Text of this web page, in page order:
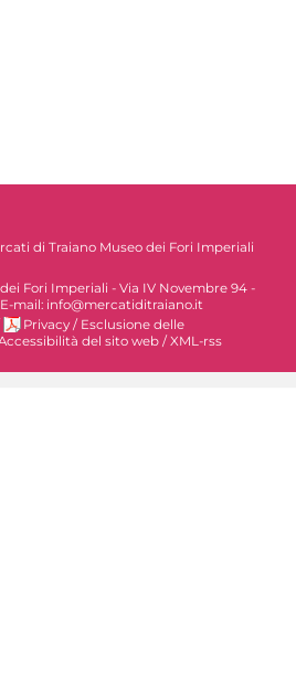
di Traiano Museo dei Fori Imperiali
Fori Imperiali - Via IV Novembre 94 -
mail: info@mercatiditraiano.it
Privacy / Esclusione delle
del sito web /XML-rss